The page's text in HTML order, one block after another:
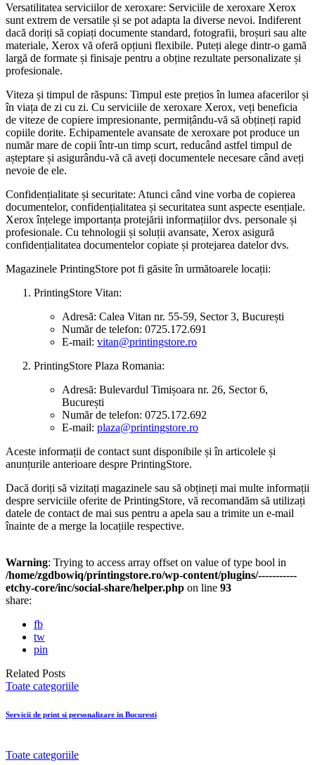
Versatilitatea serviciilor de xeroxare: Serviciile de xeroxare Xerox
sunt extrem de versatile și se pot adapta la diverse nevoi. Indiferent
dacă doriți să copiați documente standard, fotografii, broșuri sau alte
materiale, Xerox vă oferă opțiuni flexibile. Puteți alege dintr-o gamă
largă de formate și finisaje pentru a obține rezultate personalizate și
profesionale.
Viteza și timpul de răspuns: Timpul este prețios în lumea afacerilor și
în viața de zi cu zi. Cu serviciile de xeroxare Xerox, veți beneficia
de viteze de copiere impresionante, permițându-vă să obțineți rapid
copiile dorite. Echipamentele avansate de xeroxare pot produce un
număr mare de copii într-un timp scurt, reducând astfel timpul de
așteptare și asigurându-vă că aveți documentele necesare când aveți
nevoie de ele.
Confidențialitate și securitate: Atunci când vine vorba de copierea
documentelor, confidențialitatea și securitatea sunt aspecte esențiale.
Xerox înțelege importanța protejării informațiilor dvs. personale și
profesionale. Cu tehnologii și soluții avansate, Xerox asigură
confidențialitatea documentelor copiate și protejarea datelor dvs.
Magazinele PrintingStore pot fi găsite în următoarele locații:
PrintingStore Vitan:
Adresă: Calea Vitan nr. 55-59, Sector 3, București
Număr de telefon: 0725.172.691
E-mail: vitan@printingstore.ro
PrintingStore Plaza Romania:
Adresă: Bulevardul Timișoara nr. 26, Sector 6,
București
Număr de telefon: 0725.172.692
E-mail: plaza@printingstore.ro
Aceste informații de contact sunt disponibile și în articolele și
anunțurile anterioare despre PrintingStore.
Dacă doriți să vizitați magazinele sau să obțineți mai multe informații
despre serviciile oferite de PrintingStore, vă recomandăm să utilizați
datele de contact de mai sus pentru a apela sau a trimite un e-mail
înainte de a merge la locațiile respective.
Warning: Trying to access array offset on value of type bool in
/home/zgdbowiq/printingstore.ro/wp-content/plugins/-----------
etchy-core/inc/social-share/helper.php on line 93
share:
fb
tw
pin
Related Posts
Toate categoriile
Servicii de print si personalizare in Bucuresti
Toate categoriile